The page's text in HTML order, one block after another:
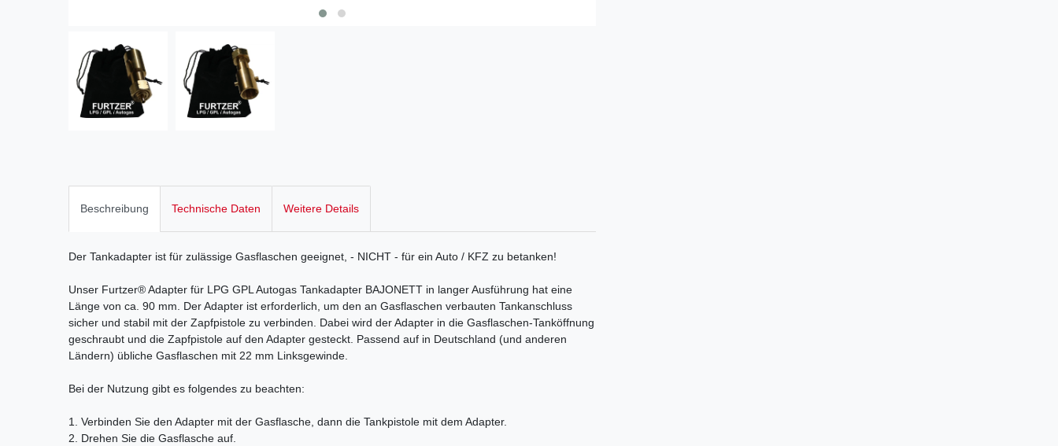
Beschreibung Technische Daten Weitere Details
Der Tankadapter ist für zulässige Gasflaschen geeignet, - NICHT - für ein Auto / KFZ zu betanken!
Unser Furtzer® Adapter für LPG GPL Autogas Tankadapter BAJONETT in langer Ausführung hat eine
Länge von ca. 90 mm. Der Adapter ist erforderlich, um den an Gasflaschen verbauten Tankanschluss
sicher und stabil mit der Zapfpistole zu verbinden. Dabei wird der Adapter in die Gasflaschen-Tanköffnung
geschraubt und die Zapfpistole auf den Adapter gesteckt. Passend auf in Deutschland (und anderen
Ländern) übliche Gasflaschen mit 22 mm Linksgewinde.
Bei der Nutzung gibt es folgendes zu beachten:
1. Verbinden Sie den Adapter mit der Gasflasche, dann die Tankpistole mit dem Adapter.
2. Drehen Sie die Gasflasche auf.